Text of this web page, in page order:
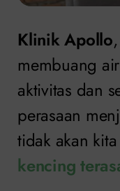
Klinik Apollo
membuang
aktivitas dan
perasaan
tidak akan
kencing